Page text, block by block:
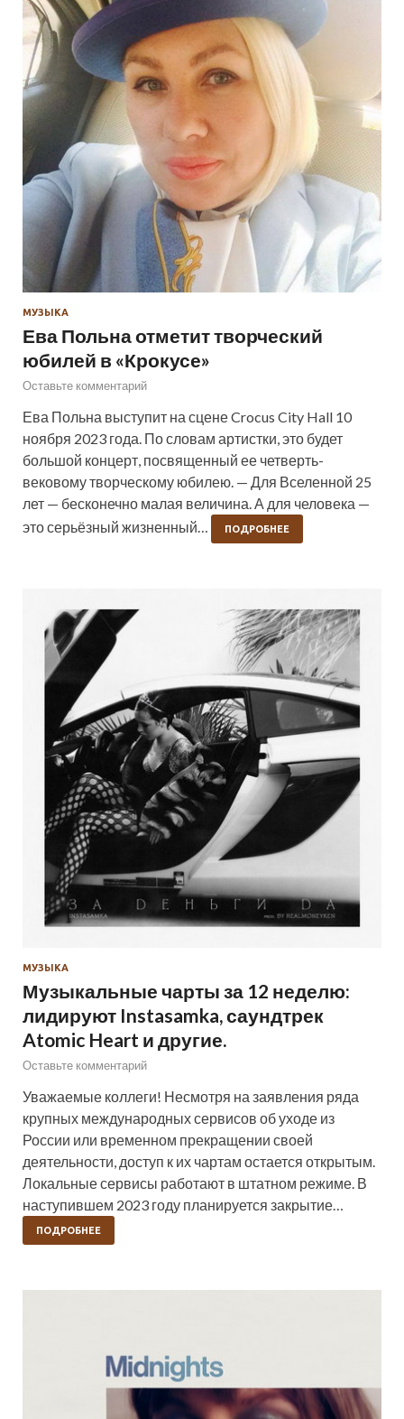
МУЗЫКА
Ева Польна отметит творческий
юбилей в «Крокусе»
Оставьте комментарий
Ева Польна выступит на сцене Crocus City Hall 10
ноября 2023 года. По словам артистки, это будет
большой концерт, посвященный ее четверть-
вековому творческому юбилею. — Для Вселенной 25
лет — бесконечно малая величина. А для человека —
это серьёзный жизненный…
ПОДРОБНЕЕ
МУЗЫКА
Музыкальные чарты за 12 неделю:
лидируют Instasamka, саундтрек
Atomic Heart и другие.
Оставьте комментарий
Уважаемые коллеги! Несмотря на заявления ряда
крупных международных сервисов об уходе из
России или временном прекращении своей
деятельности, доступ к их чартам остается открытым.
Локальные сервисы работают в штатном режиме. В
наступившем 2023 году планируется закрытие…
ПОДРОБНЕЕ